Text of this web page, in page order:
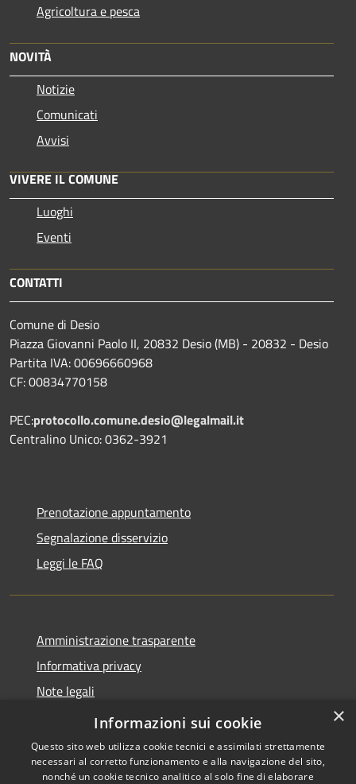
Agricoltura e pesca
NOVITÀ
Notizie
Comunicati
Avvisi
VIVERE IL COMUNE
Luoghi
Eventi
CONTATTI
Comune di Desio
Piazza Giovanni Paolo II, 20832 Desio (MB) - 20832 - Desio
Partita IVA: 00696660968
CF: 00834770158
PEC:protocollo.comune.desio@legalmail.it
Centralino Unico: 0362-3921
Prenotazione appuntamento
Segnalazione disservizio
Leggi le FAQ
Amministrazione trasparente
Informativa privacy
Note legali
Dichiarazione di accessibilità
×
Informazioni sui cookie
Questo sito web utilizza cookie tecnici e assimilati strettamente
necessari al corretto funzionamento e alla navigazione del sito,
nonché un cookie tecnico analitico al solo fine di elaborare